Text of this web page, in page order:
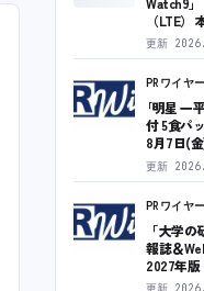
（LTE）
更新
PRワイヤー
｢明星 一
付 5食パ
8月7日(
更新
PRワイヤー
「大学
報誌＆
2027年版
更新